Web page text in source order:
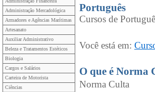
Administração Mercadológica
Armadores e Agências Marítimas
Artesanato
Auxiliar Administrativo
Beleza e Tratamentos Estéticos
Biologia
Cargos e Salários
Carteira de Motorista
Ciências
Português
Cursos de
Você está em:
O que é Norma
Norma Culta